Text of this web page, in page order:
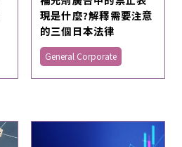
現是什麼?解釋需要注意
的三個日本法律
General Corporate